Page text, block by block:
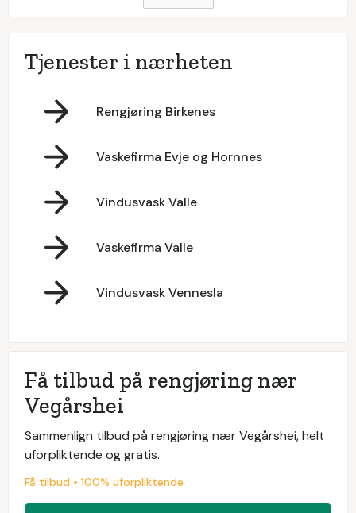
Tjenester i nærheten
Rengjøring Birkenes
Vaskefirma Evje og Hornnes
Vindusvask Valle
Vaskefirma Valle
Vindusvask Vennesla
Få tilbud på rengjøring nær
Vegårshei
Sammenlign tilbud på rengjøring nær Vegårshei, helt
uforpliktende og gratis.
Få tilbud • 100% uforpliktende